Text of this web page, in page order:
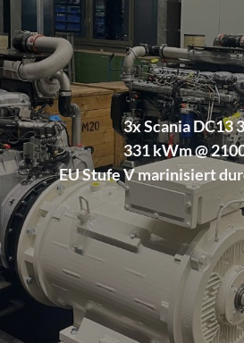
3x Scania DC13
331 kWm @
EU Stufe V marinisiert